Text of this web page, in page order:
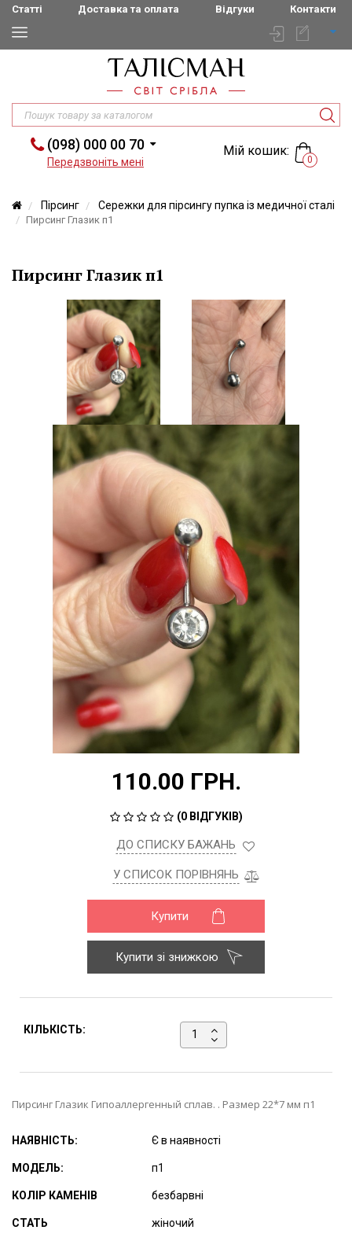
Статті Доставка та оплата Відгуки Контакти
(098) 000 00 70
Передзвоніть мені
Мій кошик:
0
Пірсинг Сережки для пірсингу пупка із медичної сталі
Пирсинг Глазик п1
Пирсинг Глазик п1
110.00 ГРН.
(0 ВІДГУКІВ)
ДО СПИСКУ БАЖАНЬ
У СПИСОК ПОРІВНЯНЬ
Купити
Купити зі знижкою
КІЛЬКІСТЬ:
Пирсинг Глазик Гипоаллергенный сплав. . Размер 22*7 мм п1
НАЯВНІСТЬ: Є в наявності
МОДЕЛЬ: п1
КОЛІР КАМЕНІВ безбарвні
СТАТЬ жіночий